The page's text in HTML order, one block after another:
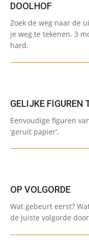
DOOLHOF
02-
02
Zoek de weg naar de
je weg te tekenen. 3
hard.
GELIJKE FIGUREN
01-
22
Eenvoudige figuren
‘geruit papier’.
OP VOLGORDE
01-
22
Wat gebeurt eerst?
de juiste volgorde